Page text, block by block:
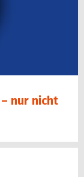
– nur nicht